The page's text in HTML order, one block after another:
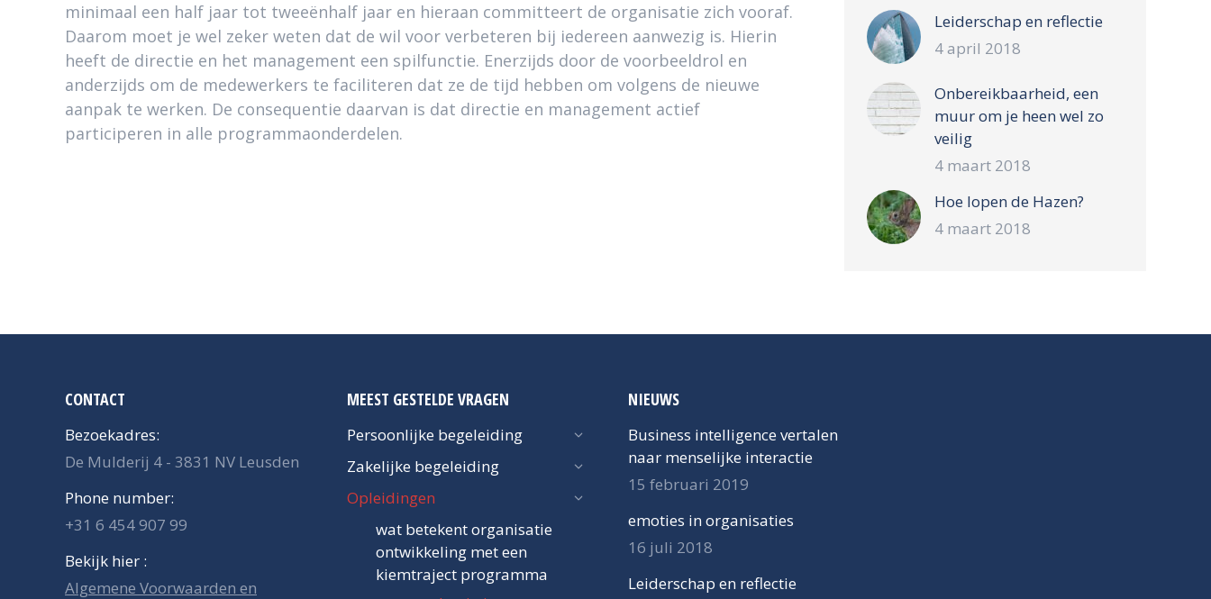
minimaal een half jaar tot tweeënhalf jaar en hieraan committeert de organisatie zich vooraf.
Daarom moet je wel zeker weten dat de wil voor verbeteren bij iedereen aanwezig is. Hierin
heeft de directie en het management een spilfunctie. Enerzijds door de voorbeeldrol en
anderzijds om de medewerkers te faciliteren dat ze de tijd hebben om volgens de nieuwe
aanpak te werken. De consequentie daarvan is dat directie en management actief
participeren in alle programmaonderdelen.
Leiderschap en reflectie
4 april 2018
Onbereikbaarheid, een
muur om je heen wel zo
veilig
4 maart 2018
Hoe lopen de Hazen?
4 maart 2018
CONTACT
Bezoekadres:
De Mulderij 4 - 3831 NV Leusden
Phone number:
+31 6 454 907 99
Bekijk hier :
Algemene Voorwaarden en
MEEST GESTELDE VRAGEN
Persoonlijke begeleiding
Zakelijke begeleiding
Opleidingen
wat betekent organisatie
ontwikkeling met een
kiemtraject programma
NIEUWS
Business intelligence vertalen
naar menselijke interactie
15 februari 2019
emoties in organisaties
16 juli 2018
Leiderschap en reflectie